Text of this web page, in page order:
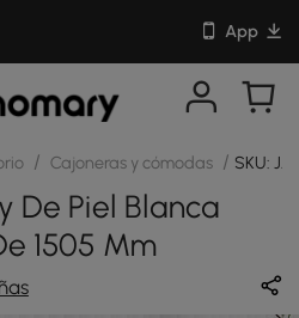
App
/ Cajoneras y cómodas / SKU:
De Piel Blanca
1505 Mm